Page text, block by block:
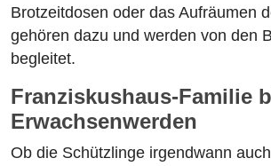
Brotzeitdosen oder das Aufräumen
gehören dazu und werden von den
begleitet.
Franziskushaus-Familie
Erwachsenwerden
Ob die Schützlinge irgendwann